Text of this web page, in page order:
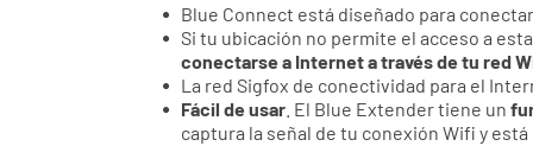
Blue Connect está diseñado para
Si tu ubicación no permite el acceso a
conectarse a Internet a través de tu red
La red Sigfox de conectividad para el
Fácil de usar . El Blue Extender tiene un
captura la señal de tu conexión Wifi y